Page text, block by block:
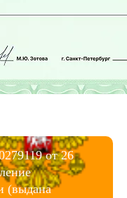
от 26
(выдана